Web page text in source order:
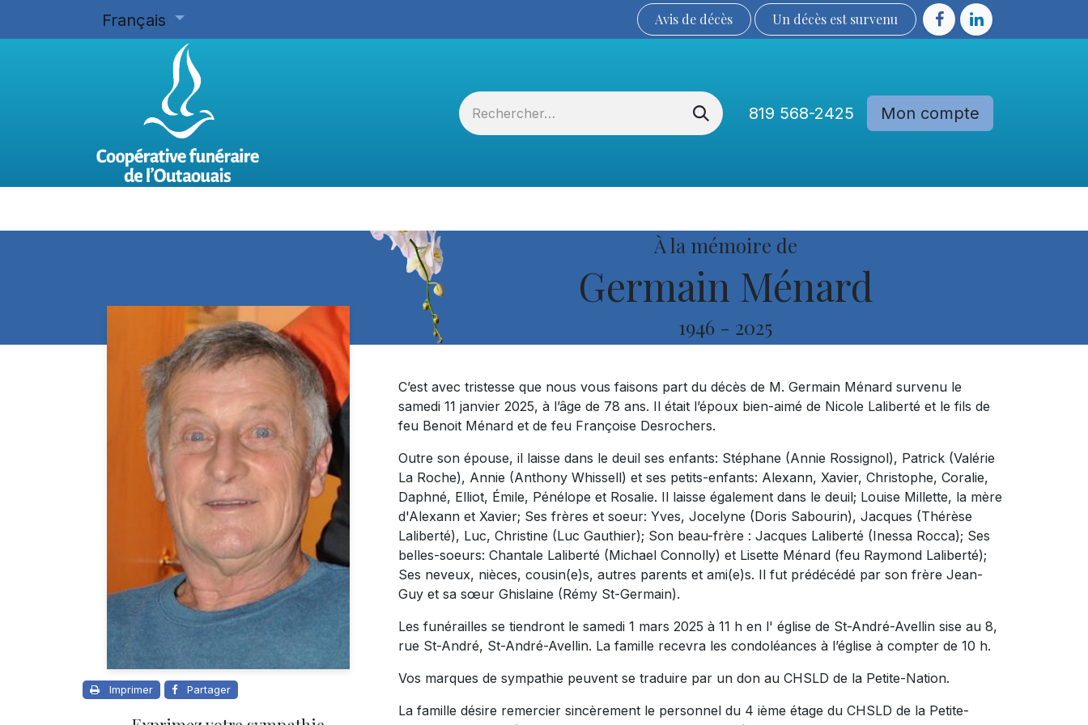
Français Avis de décès Un décès est sur​​​​​​​​ve​nu​​​​​​​​​​
819 568-2425 Mon compte
À la mémoire de
Germain Ménard
1946 - 2025
Imprimer Partager
C’est avec tristesse que nous vous faisons part du décès de M. Germain Ménard survenu le
samedi 11 janvier 2025, à l’âge de 78 ans. Il était l’époux bien-aimé de Nicole Laliberté et le fils de
feu Benoit Ménard et de feu Françoise Desrochers.
Outre son épouse, il laisse dans le deuil ses enfants: Stéphane (Annie Rossignol), Patrick (Valérie
La Roche), Annie (Anthony Whissell) et ses petits-enfants: Alexann, Xavier, Christophe, Coralie,
Daphné, Elliot, Émile, Pénélope et Rosalie. Il laisse également dans le deuil; Louise Millette, la mère
d'Alexann et Xavier; Ses frères et soeur: Yves, Jocelyne (Doris Sabourin), Jacques (Thérèse
Laliberté), Luc, Christine (Luc Gauthier); Son beau-frère : Jacques Laliberté (Inessa Rocca); Ses
belles-soeurs: Chantale Laliberté (Michael Connolly) et Lisette Ménard (feu Raymond Laliberté);
Ses neveux, nièces, cousin(e)s, autres parents et ami(e)s. Il fut prédécédé par son frère Jean-
Guy et sa sœur Ghislaine (Rémy St-Germain).
Les funérailles se tiendront le samedi 1 mars 2025 à 11 h en l' église de St-André-Avellin sise au 8,
rue St-André, St-André-Avellin. La famille recevra les condoléances à l’église à compter de 10 h.
Vos marques de sympathie peuvent se traduire par un don au CHSLD de la Petite-Nation.
La famille désire remercier sincèrement le personnel du 4 ième étage du CHSLD de la Petite-